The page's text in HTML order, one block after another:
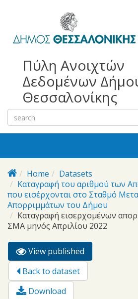
bayan
escort
escort
Πύλη Ανοιχτών
Δεδομένων
Θεσσαλονίκης
Home
Datasets
Καταγραφή του αριθμού των
που εισέρχονται στο Σταθμό
Απορριμμάτων του Δήμου
Καταγραφή εισερχομένων
ΣΜΑ μηνός Απριλίου 2022
Primary tabs
View published
tab)
Back to dataset
Download